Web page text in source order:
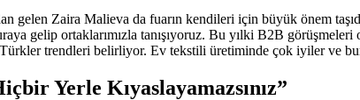
gelen Zaira Malieva da fuarın kendileri için büyük önem
gelip ortaklarımızla tanışıyoruz. Bu yılki B2B
trendleri belirliyor. Ev tekstili üretiminde çok iyiler ve
Yerle Kıyaslayamazsınız”